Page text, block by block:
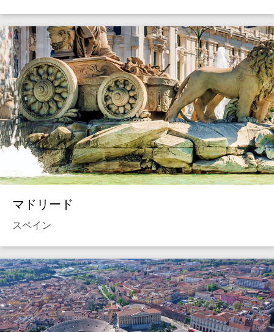
マドリード
スペイン